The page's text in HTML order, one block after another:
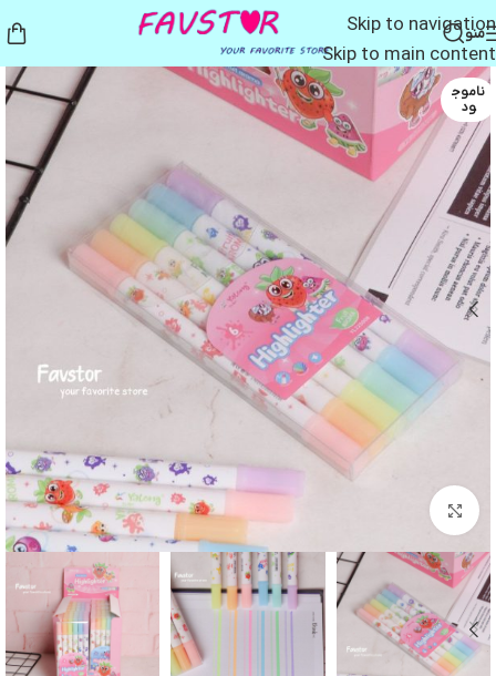
Skip to navigation
Skip to main content
منو
ناموج
ود
بزرگنمایی تصویر